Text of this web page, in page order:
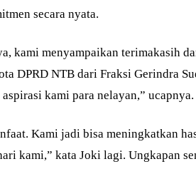
secara nyata.
kami menyampaikan terimakasih
DPRD NTB dari Fraksi Gerindra
kami para nelayan,” ucapnya.
Kami jadi bisa meningkatkan
kami,” kata Joki lagi. Ungkapan